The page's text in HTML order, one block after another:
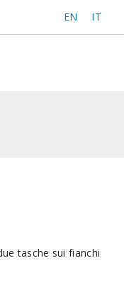
EN IT
tasche sui fianchi